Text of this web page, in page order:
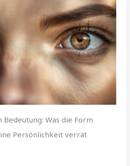
Was die Form
Persönlichkeit verrät